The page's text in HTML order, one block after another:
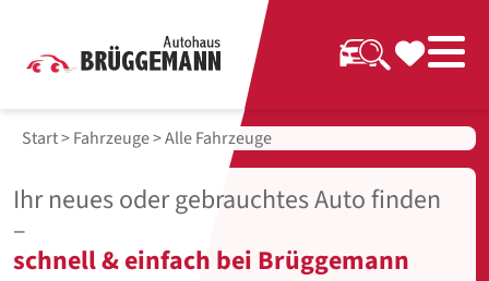
Start>Fahrzeuge> Alle Fahrzeuge
Ihr neues oder gebrauchtes Auto finden
–
schnell & einfach bei Brüggemann